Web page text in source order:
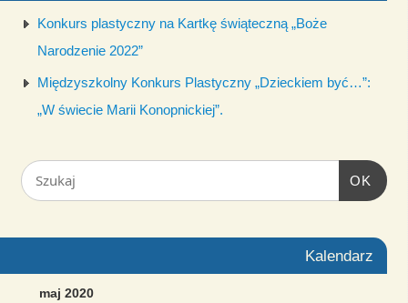
Konkurs plastyczny na Kartkę świąteczną „Boże
Narodzenie 2022”
Międzyszkolny Konkurs Plastyczny „Dzieckiem być…”:
„W świecie Marii Konopnickiej”.
OK
Kalendarz
maj 2020